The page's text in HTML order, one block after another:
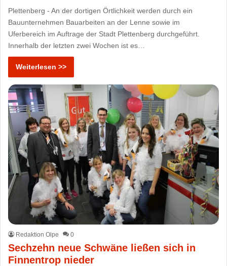
Plettenberg - An der dortigen Örtlichkeit werden durch ein
Bauunternehmen Bauarbeiten an der Lenne sowie im
Uferbereich im Auftrage der Stadt Plettenberg durchgeführt.
Innerhalb der letzten zwei Wochen ist es…
Weiterlesen >>
Redaktion Olpe 0
Sechzehn neue Schwäne ließen sich in
Finnentrop nieder